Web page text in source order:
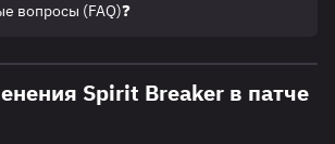
вопросы (FAQ)❓
Spirit Breaker в патче